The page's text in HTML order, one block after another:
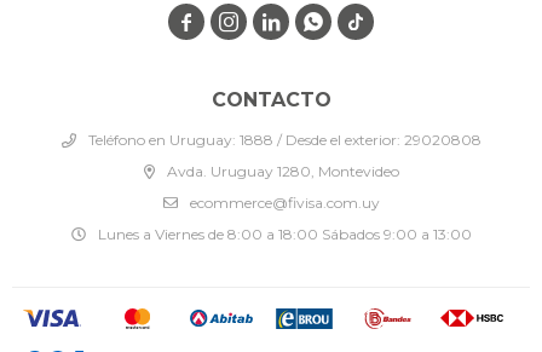
CONTACTO
Teléfono en Uruguay: 1888 / Desde el exterior: 29020808
Avda. Uruguay 1280, Montevideo
ecommerce@fivisa.com.uy
Lunes a Viernes de 8:00 a 18:00 Sábados 9:00 a 13:00
   